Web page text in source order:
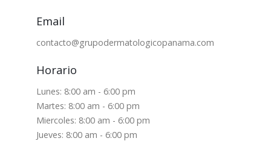
Email
contacto@grupodermatologicopanama.com
Horario
Lunes: 8:00 am - 6:00 pm
Martes: 8:00 am - 6:00 pm
Miercoles: 8:00 am - 6:00 pm
Jueves: 8:00 am - 6:00 pm